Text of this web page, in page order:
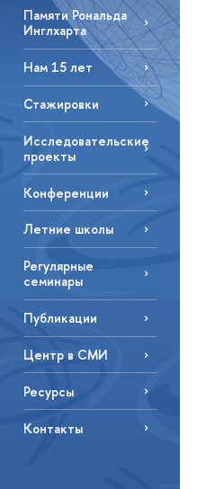
Памяти Рональда
Инглхарта
Нам 15 лет
Стажировки
Исследовательские
проекты
Конференции
Летние школы
Регулярные
семинары
Публикации
Центр в СМИ
Ресурсы
Контакты